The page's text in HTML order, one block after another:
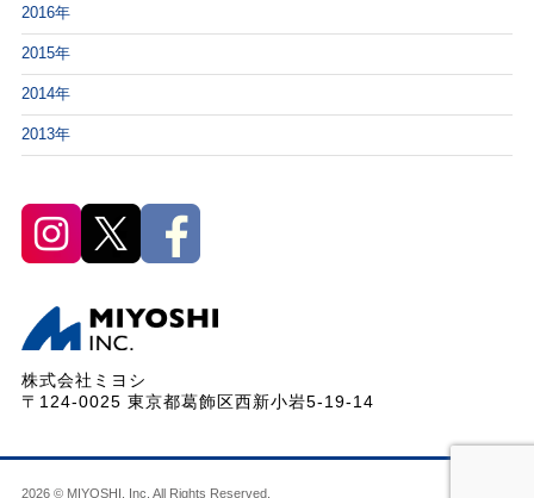
2016年
2015年
2014年
2013年
株式会社ミヨシ
〒124-0025 東京都葛飾区西新小岩5-19-14
2026 © MIYOSHI, Inc. All Rights Reserved.